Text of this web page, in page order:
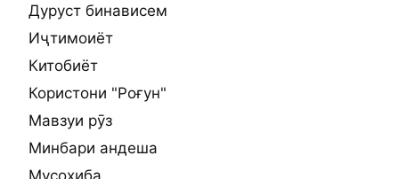
Дуруст бинависем
Иҷтимоиёт
Китобиёт
Користони "Роғун"
Мавзуи рӯз
Минбари андеша
Мусоҳиба